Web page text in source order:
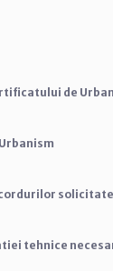
de
tehnice